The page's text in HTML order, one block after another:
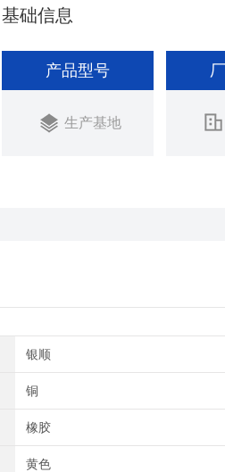
基础信息
产品型号
生产基地
银顺
铜
橡胶
黄色